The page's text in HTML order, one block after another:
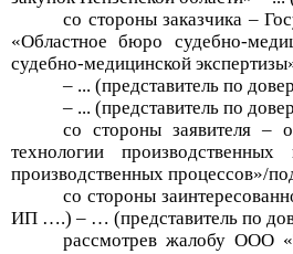
со сторонызаказчика –
«Областное бюро судебно-
судебно-медицинской экспертизы
– ... (представитель по
– ... (представитель по
со сторонызаявителя –
технологии производственных
производственных процессов»/
со стороны
ИП ….) – … (представитель по
рассмотрев жалобу ООО